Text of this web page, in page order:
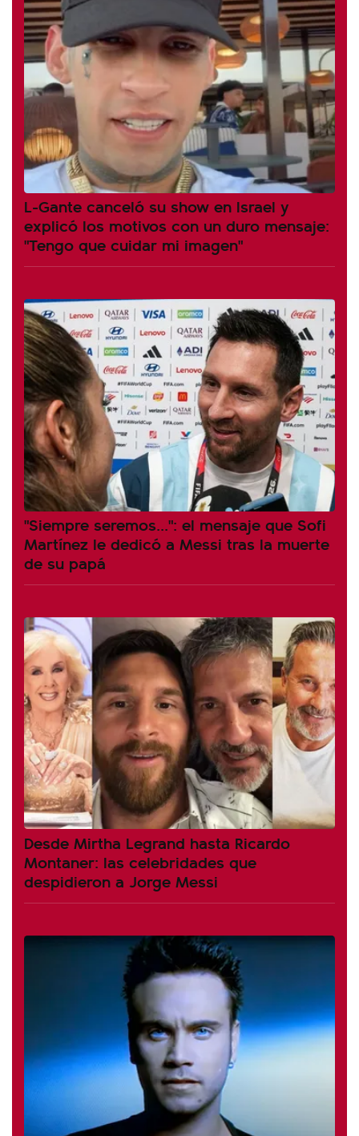
L-Gante canceló su show en Israel y
explicó los motivos con un duro mensaje:
"Tengo que cuidar mi imagen"
"Siempre seremos...": el mensaje que Sofi
Martínez le dedicó a Messi tras la muerte
de su papá
Desde Mirtha Legrand hasta Ricardo
Montaner: las celebridades que
despidieron a Jorge Messi